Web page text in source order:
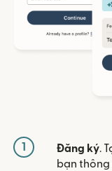
1 Đăng ký.
bạn thông